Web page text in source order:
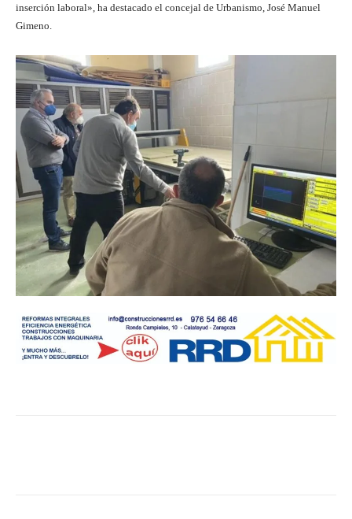
inserción laboral», ha destacado el concejal de Urbanismo, José Manuel
Gimeno.